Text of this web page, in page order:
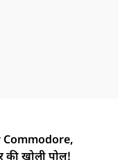
Commodore,